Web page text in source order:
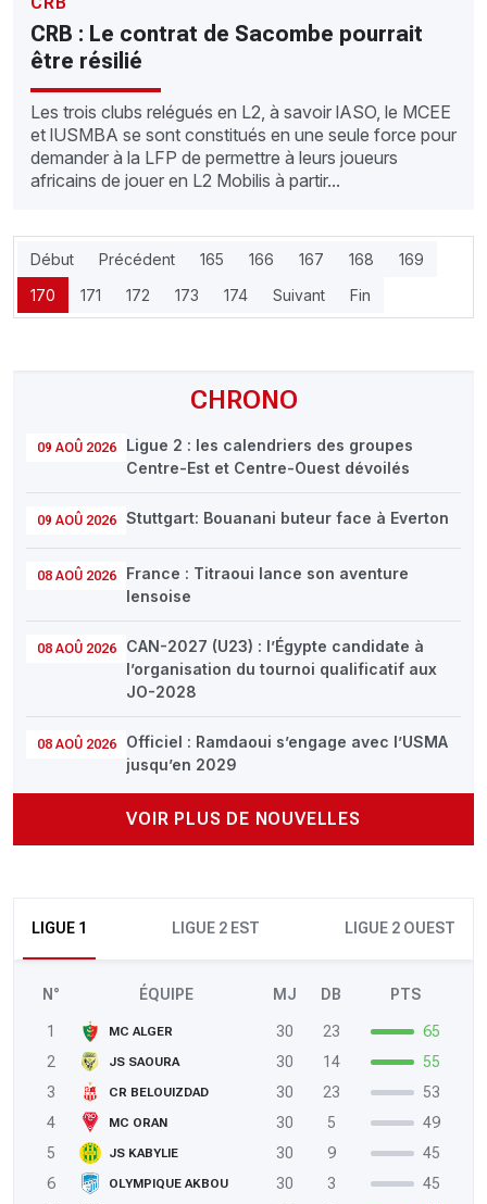
CHRONO
09 AOÛ 2026
Ligue 2 : les calendriers des groupes
Centre-Est et Centre-Ouest dévoilés
09 AOÛ 2026 Stuttgart: Bouanani buteur face à Everton
08 AOÛ 2026
France : Titraoui lance son aventure
lensoise
08 AOÛ 2026
CAN-2027 (U23) : l’Égypte candidate à
l’organisation du tournoi qualificatif aux
JO-2028
08 AOÛ 2026
Officiel : Ramdaoui s’engage avec l’USMA
jusqu’en 2029
VOIR PLUS DE NOUVELLES
LIGUE 1 LIGUE 2 EST LIGUE 2 OUEST
N° ÉQUIPE MJ DB PTS
1 MC ALGER 30 23
65
2
JS SAOURA 30 14
55
3
CR BELOUIZDAD 30 23
53
4
MC ORAN 30 5
49
5
JS KABYLIE 30 9
45
6
OLYMPIQUE AKBOU 30 3
45
CRB : Le contrat de Sacombe pourrait
être résilié
Les trois clubs relégués en L2, à savoir lASO, le MCEE
et lUSMBA se sont constitués en une seule force pour
demander à la LFP de permettre à leurs joueurs
africains de jouer en L2 Mobilis à partir...
Début Précédent 165 166 167 168
169
170
171 172 173 174 Suivant Fin